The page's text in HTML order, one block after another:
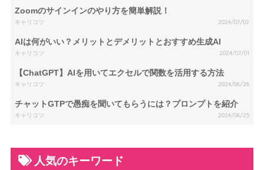
Zoomのサインインのやり方を簡単解説！
キャリコツ 2024/07/02
AIは何がいい？メリットとデメリットとおすすめ生成AI
キャリコツ 2024/07/01
【ChatGPT】AIを用いてエクセルで関数を活用する方法
キャリコツ 2024/06/28
チャットGTPで愚痴を聞いてもらうには？プロンプトを紹介
キャリコツ 2024/06/25
人気のキーワード